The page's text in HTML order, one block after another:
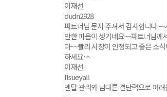
이재선
dudn2928
파트너님 문자 주셔서 감사합니다
안한 마음이 생기네요~~파트너님께
다~~빨리 시장이 안정되고 좋은 소
하세요~~
이재선
llsueyall
멘탈 관리와 남다른 결단력으로 어